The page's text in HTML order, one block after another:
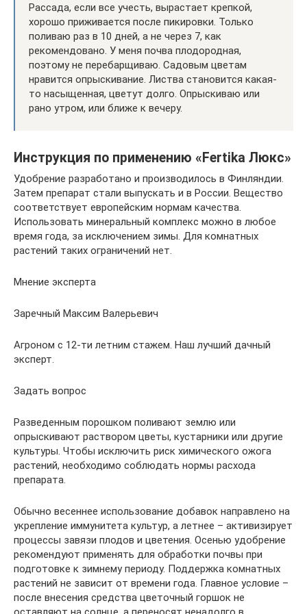
Рассада, если все учесть, вырастает крепкой,
хорошо приживается после пикировки. Только
поливаю раз в 10 дней, а не через 7, как
рекомендовано. У меня почва плодородная,
поэтому не перебарщиваю. Садовым цветам
нравится опрыскивание. Листва становится какая-
то насыщенная, цветут долго. Опрыскиваю или
рано утром, или ближе к вечеру.
Инструкция по применению «Fertika Люкс»
Удобрение разработано и производилось в Финляндии.
Затем препарат стали выпускать и в России. Вещество
соответствует европейским нормам качества.
Использовать минеральный комплекс можно в любое
время года, за исключением зимы. Для комнатных
растений таких ограничений нет.
Мнение эксперта
Заречный Максим Валерьевич
Агроном с 12-ти летним стажем. Наш лучший дачный
эксперт.
Задать вопрос
Разведенным порошком поливают землю или
опрыскивают раствором цветы, кустарники или другие
культуры. Чтобы исключить риск химического ожога
растений, необходимо соблюдать нормы расхода
препарата.
Обычно весеннее использование добавок направлено на
укрепление иммунитета культур, а летнее – активизирует
процессы завязи плодов и цветения. Осенью удобрение
рекомендуют применять для обработки почвы при
подготовке к зимнему периоду. Поддержка комнатных
растений не зависит от времени года. Главное условие –
после внесения средства цветочный горшок не